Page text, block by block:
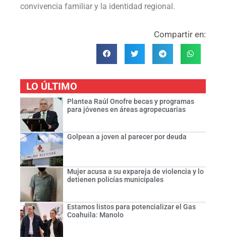
convivencia familiar y la identidad regional.
Compartir en:
LO ÚLTIMO
Plantea Raúl Onofre becas y programas
para jóvenes en áreas agropecuarias
Golpean a joven al parecer por deuda
Mujer acusa a su expareja de violencia y lo
detienen policías municipales
Estamos listos para potencializar el Gas
Coahuila: Manolo